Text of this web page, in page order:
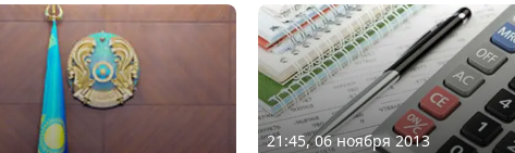
21:45, 06 ноября 2013